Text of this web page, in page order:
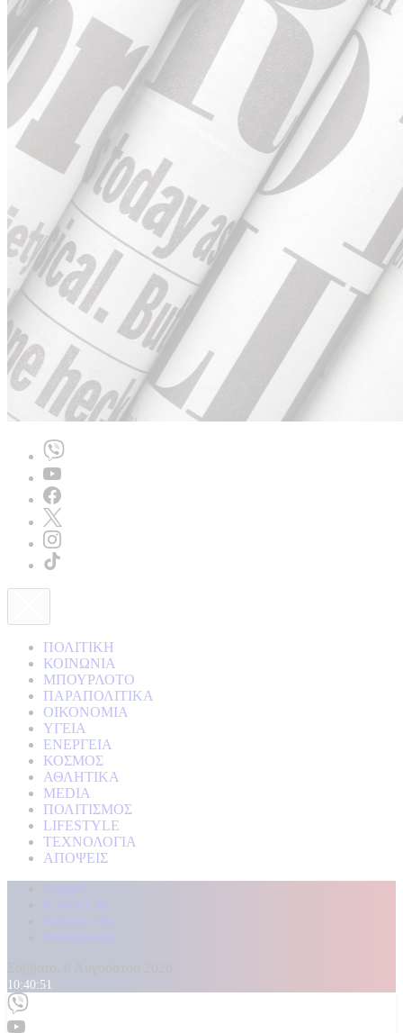
ΠΟΛΙΤΙΚΗ
ΚΟΙΝΩΝΙΑ
ΜΠΟΥΡΛΟΤΟ
ΠΑΡΑΠΟΛΙΤΙΚΑ
ΟΙΚΟΝΟΜΙΑ
ΥΓΕΙΑ
ΕΝΕΡΓΕΙΑ
ΚΟΣΜΟΣ
ΑΘΛΗΤΙΚΑ
MEDIA
ΠΟΛΙΤΙΣΜΟΣ
LIFESTYLE
ΤΕΧΝΟΛΟΓΙΑ
ΑΠΟΨΕΙΣ
Αρχική
Kontra Live
Καταγγελίες
Επικοινωνία
10:40:53